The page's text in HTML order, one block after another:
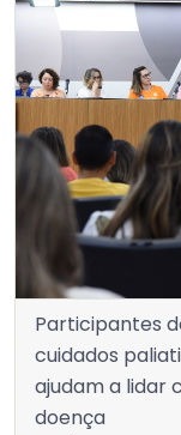
Participantes
cuidados
ajudam a lidar
doença